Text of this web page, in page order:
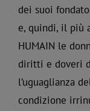
dei suoi
e, quindi, il più
HUMAIN le
diritti e doveri
l’uguaglianza
condizione